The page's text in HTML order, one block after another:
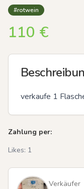
#rotwein
110 €
verkaufe 1
Zahlung per:
Likes: 1
Verkäufer